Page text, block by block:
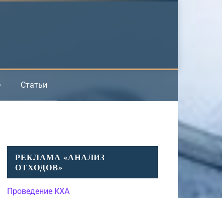
Статьи
РЕКЛАМА «АНАЛИЗ
ОТХОДОВ»
Проведение КХА